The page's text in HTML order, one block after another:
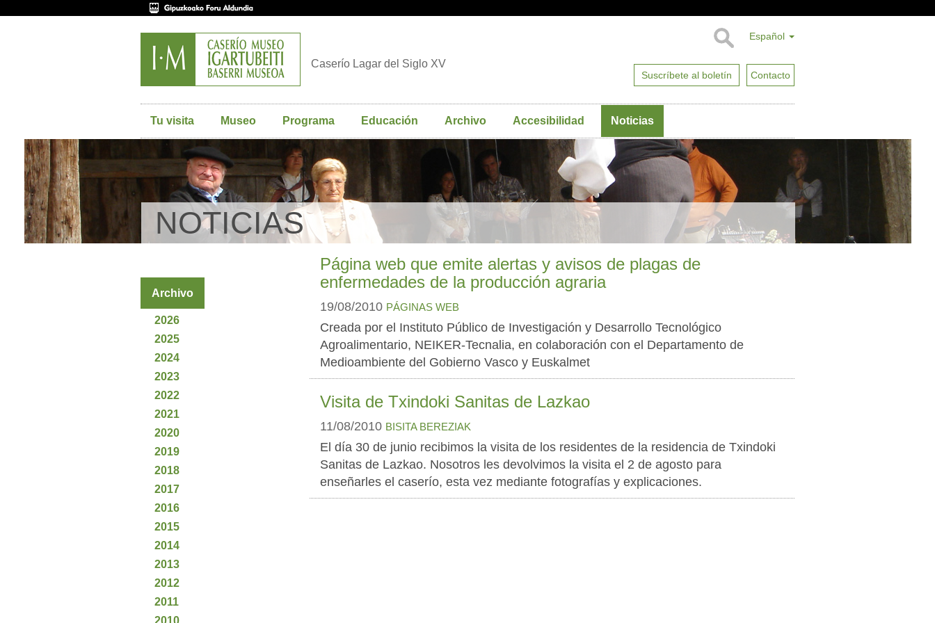
Español
Suscríbete al boletín Contacto
Caserío Lagar del Siglo XV
Tu visita Museo Programa Educación Archivo Accesibilidad Noticias
NOTICIAS
Página web que emite alertas y avisos de plagas de
enfermedades de la producción agraria
19/08/2010 PÁGINAS WEB
Creada por el Instituto Público de Investigación y Desarrollo Tecnológico
Agroalimentario, NEIKER-Tecnalia, en colaboración con el Departamento de
Medioambiente del Gobierno Vasco y Euskalmet
Visita de Txindoki Sanitas de Lazkao
11/08/2010 BISITA BEREZIAK
El día 30 de junio recibimos la visita de los residentes de la residencia de Txindoki
Sanitas de Lazkao. Nosotros les devolvimos la visita el 2 de agosto para
enseñarles el caserío, esta vez mediante fotografías y explicaciones.
Archivo
2026
2025
2024
2023
2022
2021
2020
2019
2018
2017
2016
2015
2014
2013
2012
2011
2010